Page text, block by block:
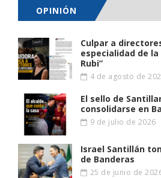
OPINIÓN
Culpar a
especialidad de
Rubi”
4 de agosto de
El sello de
consolidarse en
9 de julio de 2026
Israel Santillán
de Banderas
25 de junio de